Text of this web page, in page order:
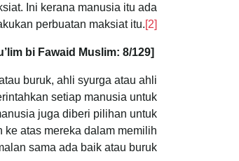
Ini kerana manusia itu ada
perbuatan maksiat itu.[2]
[Lihat
bi Fawaid Muslim: 8/129]
buruk, ahli syurga atau ahli
setiap manusia untuk
juga diberi pilihan untuk
atas mereka dalam memilih
sama ada baik atau buruk.